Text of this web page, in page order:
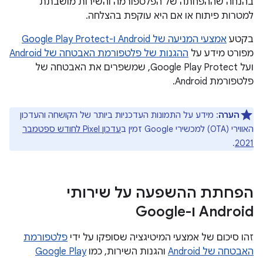
למטרות פיתוח או אם היא עוקפת בהצלחה.
בקטע אמצעי המניעה של Android ו-Google Play Protect
מפורט מידע על ההגנות של פלטפורמת האבטחה של Android
ועל Google Play Protect, שמשפרים את האבטחה של
פלטפורמת Android.
הערה: מידע על התמונות העדכניות ביותר של הקושחה והעדכון
האווירי (OTA) למכשירי Google זמין ב
עדכון Pixel לחודש ספטמבר
2021
.
הפחתת ההשפעה על שירותי
Android ו-Google
זהו סיכום של אמצעי המיטיגציה שסופקו על ידי פלטפורמת
האבטחה של Android
והגנות השירות, כמוGoogle Play